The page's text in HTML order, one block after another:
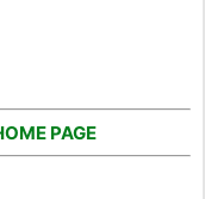
PAGE